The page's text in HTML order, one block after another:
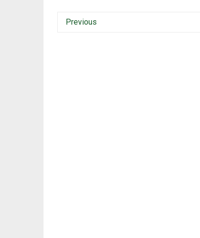
Previous